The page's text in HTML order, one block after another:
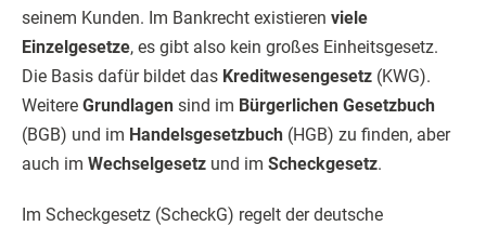
seinem Kunden. Im Bankrecht existieren viele
Einzelgesetze, es gibt also kein großes Einheitsgesetz.
Die Basis dafür bildet das Kreditwesengesetz (KWG).
Weitere Grundlagen sind im Bürgerlichen Gesetzbuch
(BGB) und im Handelsgesetzbuch (HGB) zu finden, aber
auch im Wechselgesetz und im Scheckgesetz.
Im Scheckgesetz (ScheckG) regelt der deutsche